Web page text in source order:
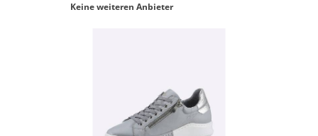
Keine weiteren Anbieter